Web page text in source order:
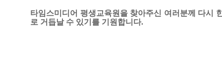
타임스미디어 평생교육원을 찾아주신 여러분께 다시
로 거듭날 수 있기를 기원합니다.